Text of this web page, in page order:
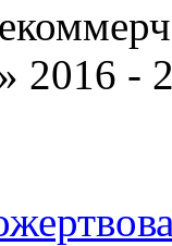
2016 -